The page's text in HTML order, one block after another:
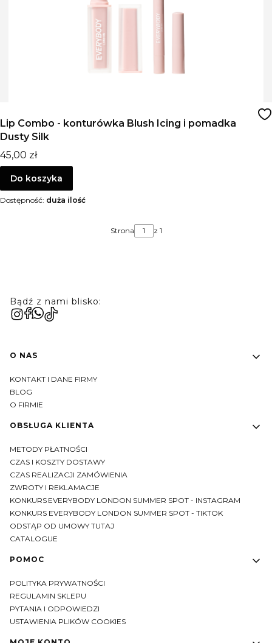
Lip Combo - konturówka Blush Icing i pomadka
Dusty Silk
Cena
45,00 zł
Do koszyka
Dostępność: duża ilość
Strona z 1
Bądź z nami blisko:
Linki w stopce
O NAS
KONTAKT I DANE FIRMY
BLOG
O FIRMIE
OBSŁUGA KLIENTA
METODY PŁATNOŚCI
CZAS I KOSZTY DOSTAWY
CZAS REALIZACJI ZAMÓWIENIA
ZWROTY I REKLAMACJE
KONKURS EVERYBODY LONDON SUMMER SPOT - INSTAGRAM
KONKURS EVERYBODY LONDON SUMMER SPOT - TIKTOK
ODSTĄP OD UMOWY TUTAJ
CATALOGUE
POMOC
POLITYKA PRYWATNOŚCI
REGULAMIN SKLEPU
PYTANIA I ODPOWIEDZI
USTAWIENIA PLIKÓW COOKIES